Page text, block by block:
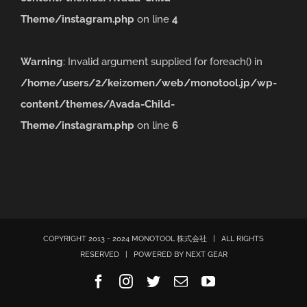
Theme/instagram.php on line 4
Warning: Invalid argument supplied for foreach() in
/home/users/2/keizomen/web/monotool.jp/wp-
content/themes/Avada-Child-
Theme/instagram.php on line 6
COPYRIGHT 2013 - 2024 MONOTOOL 株式会社 | ALL RIGHTS
RESERVED | POWERED BY NEXT GEAR
Facebook
Instagram
TwitterEmailYouTube